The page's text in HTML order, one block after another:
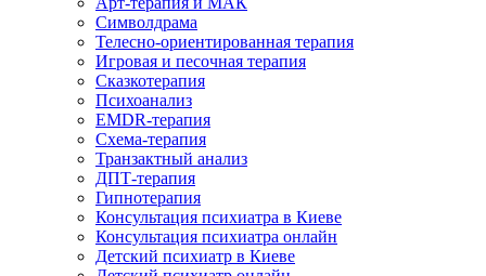
Символдрама
Телесно-ориентированная терапия
Игровая и песочная терапия
Сказкотерапия
Психоанализ
EMDR-терапия
Схема-терапия
Транзактный анализ
ДПТ-терапия
Гипнотерапия
Консультация психиатра в Киеве
Консультация психиатра онлайн
Детский психиатр в Киеве